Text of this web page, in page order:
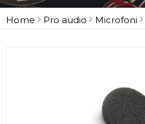
Home Pro audio Microfoni